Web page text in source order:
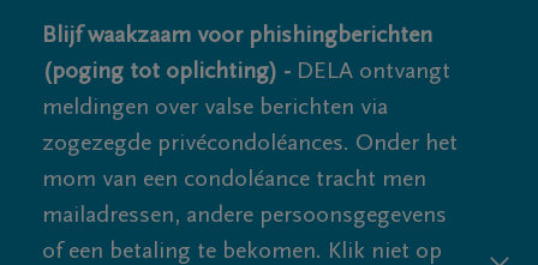
Blijf waakzaam voor phishingberichten
(poging tot oplichting) - DELA ontvangt
meldingen over valse berichten via
zogezegde privécondoléances. Onder het
mom van een condoléance tracht men
mailadressen, andere persoonsgegevens
of een betaling te bekomen. Klik niet op